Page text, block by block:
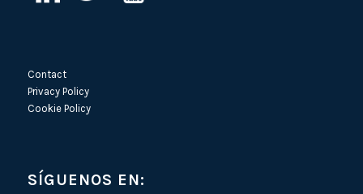
Contact
Privacy Policy
Cookie Policy
SÍGUENOS EN: